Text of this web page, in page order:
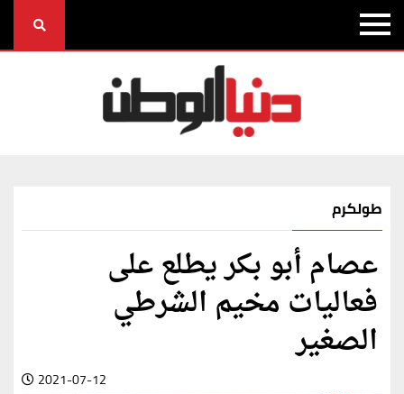
طولكرم
عصام أبو بكر يطلع على
فعاليات مخيم الشرطي
الصغير
2021-07-12